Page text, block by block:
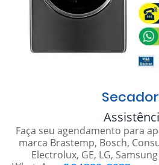
Faça seu agendamento para
marca Brastemp, Bosch,
Electrolux, GE, LG,